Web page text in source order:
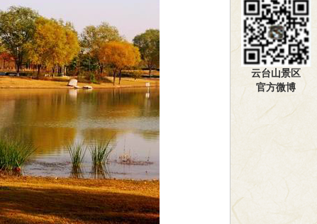
云台山景区
官方微博